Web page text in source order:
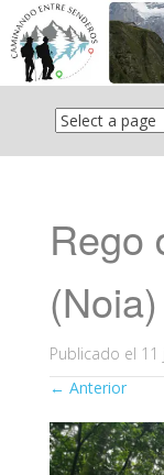
Saltar
contenido
Rego
(Noia)
Publicado el 11
← Anterior